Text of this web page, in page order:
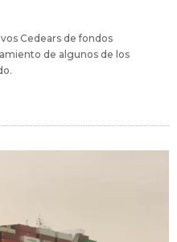
Cedears de fondos
de algunos de los